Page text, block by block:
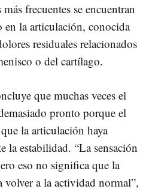
frecuentes se encuentran
la articulación, conocida
residuales relacionados
o del cartílago.
que muchas veces el
pronto porque el
la articulación haya
la estabilidad. “La sensación
eso no significa que la
volver a la actividad normal”,